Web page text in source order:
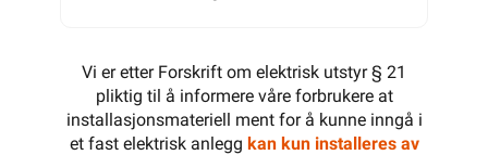
Vi er etter Forskrift om elektrisk utstyr § 21
pliktig til å informere våre forbrukere at
installasjonsmateriell ment for å kunne inngå i
et fast elektrisk anlegg kan kun installeres av